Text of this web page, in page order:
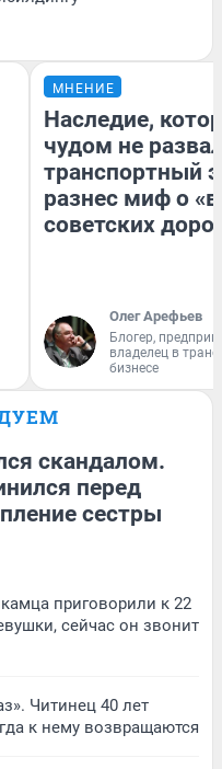
МНЕНИЕ
Наследие,
чудом не
транспортный
разнес миф о
советских
Олег Арефьев
Блогер,
владелец в
бизнесе
скандалом.
перед
сестры
приговорили к 22
сейчас он звонит
Читинец 40 лет
к нему возвращаются